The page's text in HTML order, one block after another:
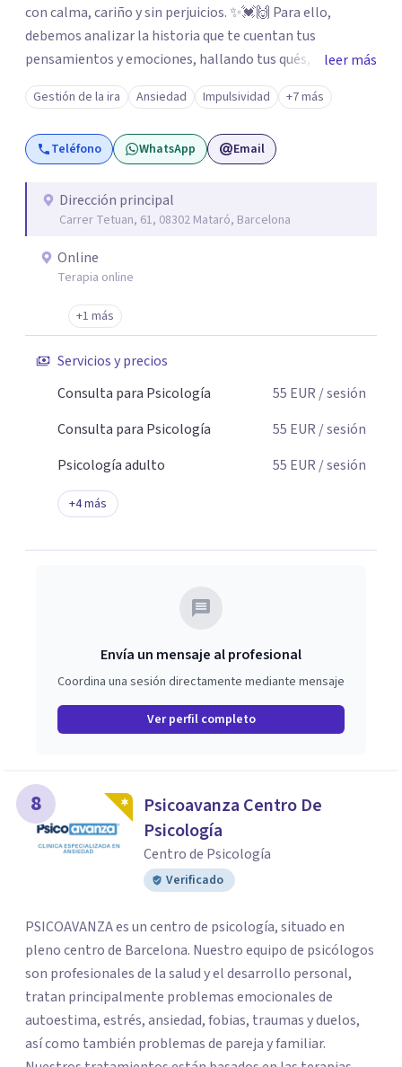
con calma, cariño y sin perjuicios. ✨💓🙌 Para ello,
debemos analizar la historia que te cuentan tus
pensamientos y emociones, hallando tus qués, tus
cómos, tus porqués, tus cuándos y tus dóndes a lo largo
de tu vida. Así, podrás desenredar el lío que es vivir, podrás
aceptar quien eres: un ser humano que siente, que piensa
y que hace; un ser que se contradice, que tiene dudas y que
leer más
Gestión de la ira Ansiedad Impulsividad +7 más
Teléfono WhatsApp Email
Dirección principal
Carrer Tetuan, 61, 08302 Mataró, Barcelona
Online
Terapia online
+1 más
Servicios y precios
Consulta para Psicología
55 EUR / sesión
Consulta para Psicología
55 EUR / sesión
Psicología adulto
55 EUR / sesión
+4más
Envía un mensaje al profesional
Coordina una sesión directamente mediante mensaje
Ver perfil completo
8
Psicoavanza Centro De
Psicología
Centro de Psicología
Verificado
PSICOAVANZA es un centro de psicología, situado en
pleno centro de Barcelona. Nuestro equipo de psicólogos
son profesionales de la salud y el desarrollo personal,
tratan principalmente problemas emocionales de
autoestima, estrés, ansiedad, fobias, traumas y duelos,
así como también problemas de pareja y familiar.